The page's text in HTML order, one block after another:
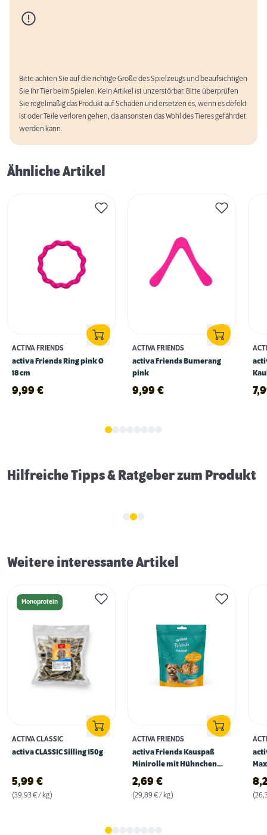
Bitte achten Sie auf die richtige Größe des Spielzeugs und beaufsichtigen
Sie Ihr Tier beim Spielen. Kein Artikel ist unzerstörbar. Bitte überprüfen
Sie regelmäßig das Produkt auf Schäden und ersetzen es, wenn es defekt
ist oder Teile verloren gehen, da ansonsten das Wohl des Tieres gefährdet
werden kann.
Ähnliche Artikel
ACTIVA FRIENDS
activa Friends Ring pink Ø
18 cm
9,99 €
ACTIVA FRIENDS
activa Friends Bumerang
pink
9,99 €
Hilfreiche Tipps & Ratgeber zum Produkt
Weitere interessante Artikel
Monoprotein
ACTIVA CLASSIC
activa CLASSIC Silling 150g
5,99 €
(39,93 € / kg)
ACTIVA FRIENDS
activa Friends Kauspaß
Minirolle mit Hühnchen
90g
2,69 €
(29,89 € / kg)
315g